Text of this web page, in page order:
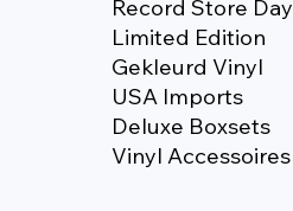
Record Store Day
Limited Edition
Gekleurd Vinyl
USA Imports
Deluxe Boxsets
Vinyl Accessoires